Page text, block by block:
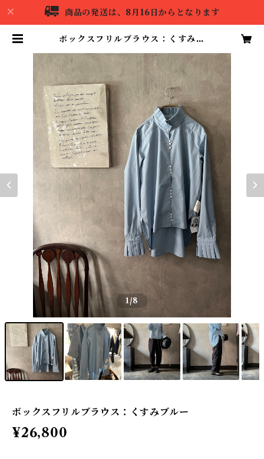
商品の発送は、8月16日からとなります
ボックスフリルブラウス：くすみブ
1/8
ボックスフリルブラウス：くすみブルー
¥26,800